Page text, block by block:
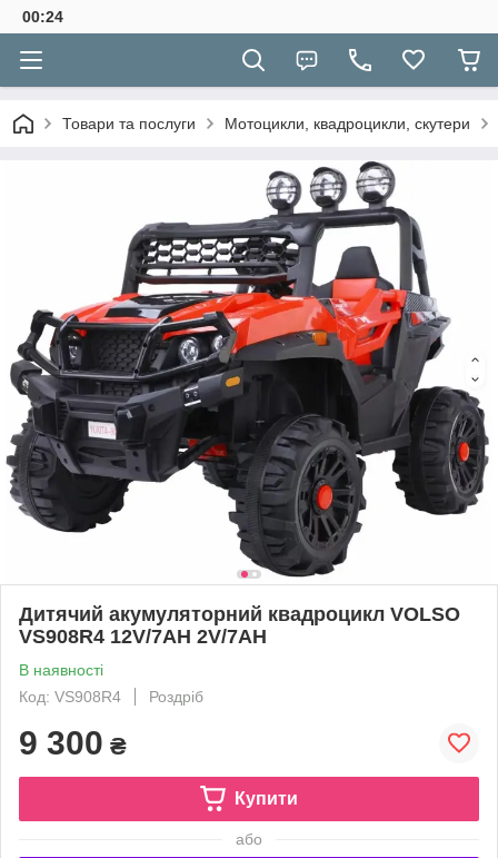
00:24
Товари та послуги Мотоцикли, квадроцикли, скутери
Дитячий акумуляторний квадроцикл VOLSO
VS908R4 12V/7AH 2V/7AH
В наявності
Код: VS908R4
Роздріб
9 300 ₴
Купити
або